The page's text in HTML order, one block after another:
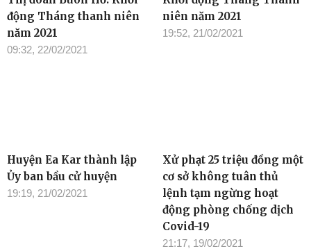
động Tháng thanh niên
năm 2021
09:32, 22/02/2021
niên năm 2021
19:52, 21/02/2021
Huyện Ea Kar thành lập
Ủy ban bầu cử huyện
19:19, 21/02/2021
Xử phạt 25 triệu đồng một
cơ sở không tuân thủ
lệnh tạm ngừng hoạt
động phòng chống dịch
Covid-19
21:17, 19/02/2021